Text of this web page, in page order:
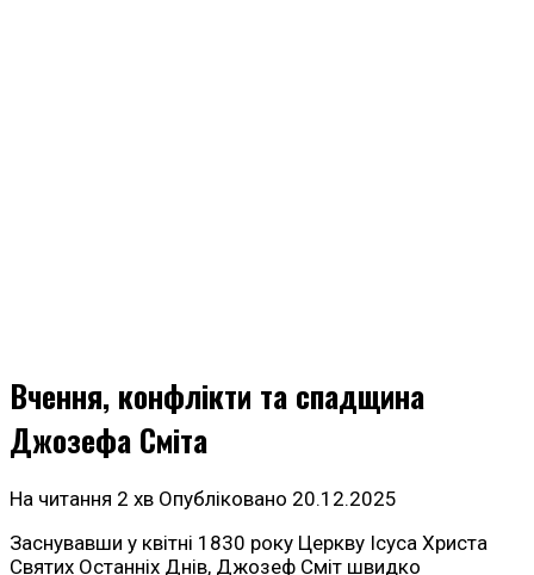
Вчення, конфлікти та спадщина
Джозефа Сміта
На читання 2 хв Опубліковано 20.12.2025
Заснувавши у квітні 1830 року Церкву Ісуса Христа
Святих Останніх Днів, Джозеф Сміт швидко